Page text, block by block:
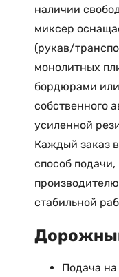
наличии
миксер
(рукав/
монолитных
бордюрами
собственного
усиленной
Каждый заказ
способ
стабильной
Подача